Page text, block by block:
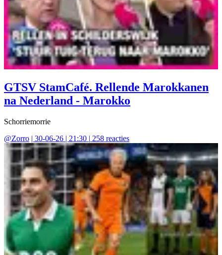
GTSV StamCafé. Rellende Marokkanen
na Nederland - Marokko
Schorriemorrie
@Zorro | 30-06-26 | 21:30 | 258 reacties